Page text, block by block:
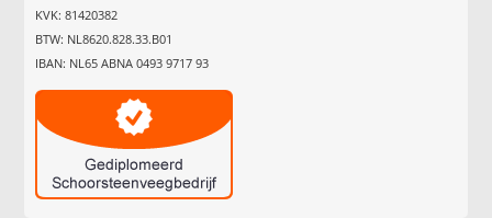
KVK: 81420382
BTW: NL8620.828.33.B01
IBAN: NL65 ABNA 0493 9717 93